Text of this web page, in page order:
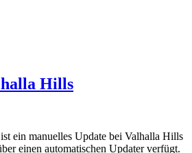
Hills
ein manuelles Update bei Valhalla Hills
einen automatischen Updater verfügt.